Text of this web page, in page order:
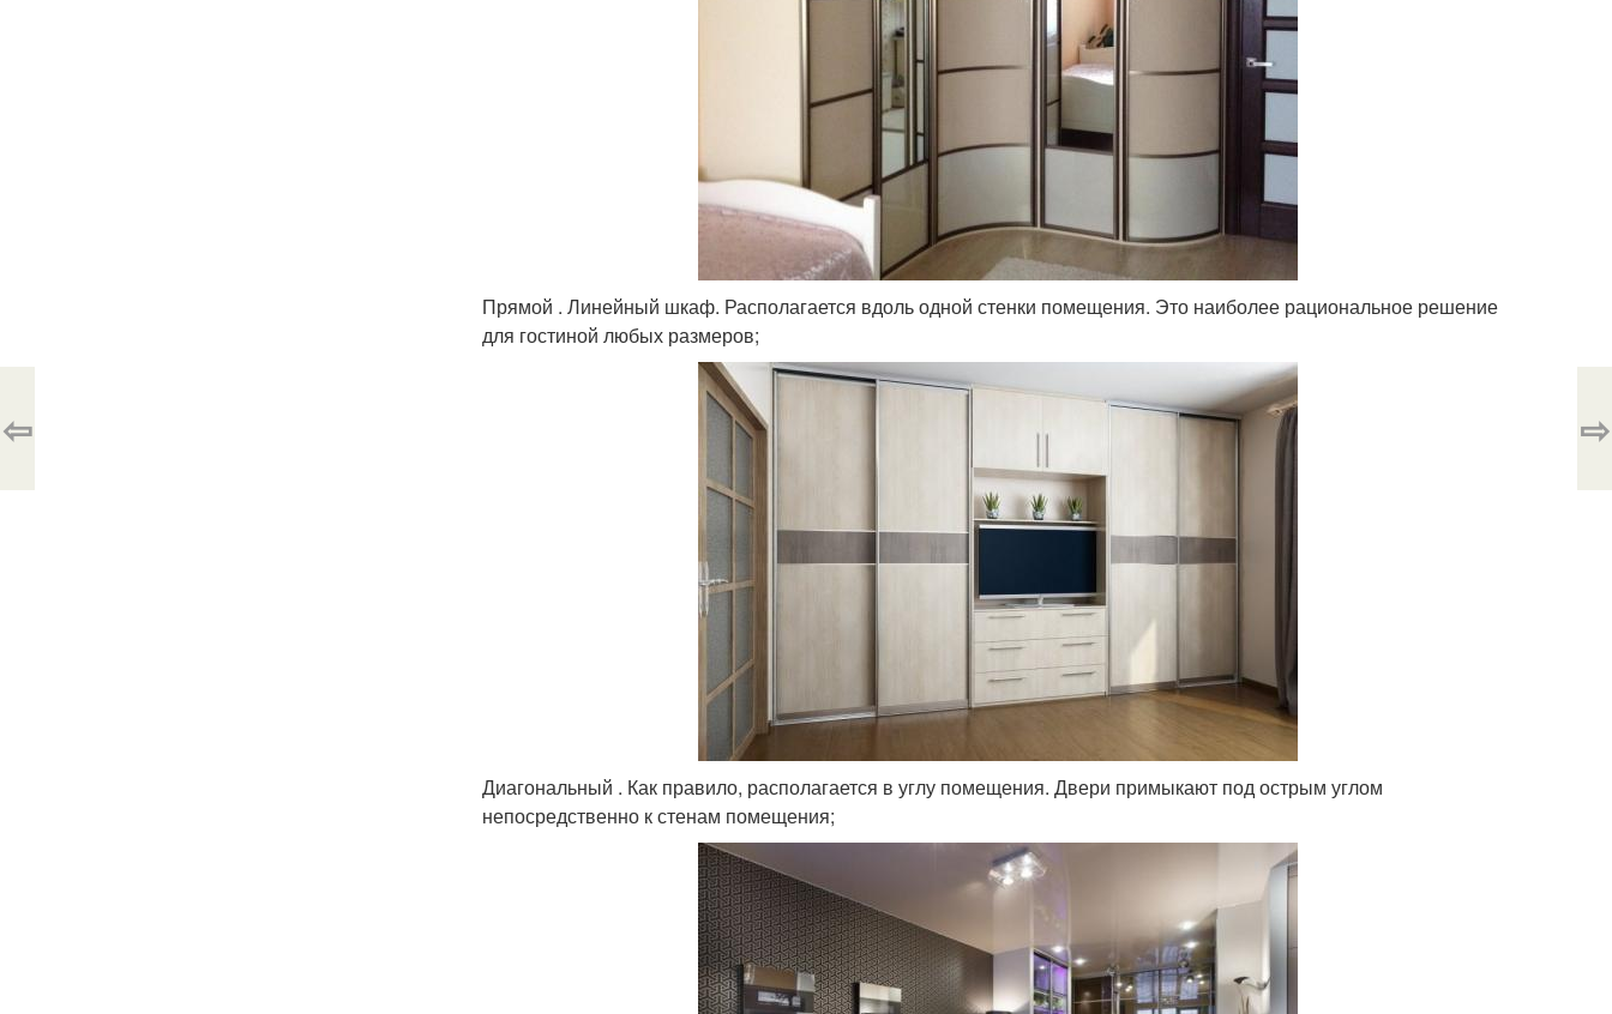
Прямой . Линейный шкаф. Располагается вдоль одной стенки помещения. Это наиболее рациональное решение
для гостиной любых размеров;
Диагональный . Как правило, располагается в углу помещения. Двери примыкают под острым углом
непосредственно к стенам помещения;
⇦ ⇨